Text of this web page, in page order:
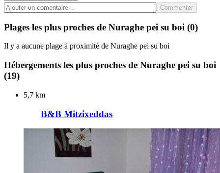
Commenter
Plages les plus proches de Nuraghe pei su boi (0)
Il y a aucune plage à proximité de Nuraghe pei su boi
Hébergements les plus proches de Nuraghe pei su boi
(19)
5,7 km
B&B Mitzixeddas